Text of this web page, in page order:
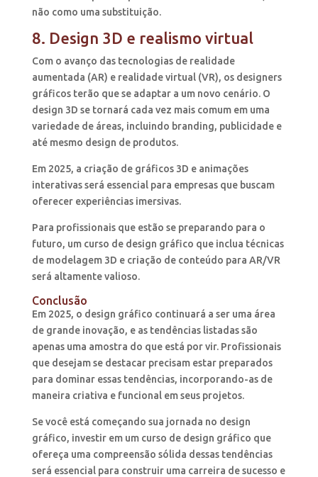
não como uma substituição.
8. Design 3D e realismo virtual
Com o avanço das tecnologias de realidade
aumentada (AR) e realidade virtual (VR), os designers
gráficos terão que se adaptar a um novo cenário. O
design 3D se tornará cada vez mais comum em uma
variedade de áreas, incluindo branding, publicidade e
até mesmo design de produtos.
Em 2025, a criação de gráficos 3D e animações
interativas será essencial para empresas que buscam
oferecer experiências imersivas.
Para profissionais que estão se preparando para o
futuro, um curso de design gráfico que inclua técnicas
de modelagem 3D e criação de conteúdo para AR/VR
será altamente valioso.
Conclusão
Em 2025, o design gráfico continuará a ser uma área
de grande inovação, e as tendências listadas são
apenas uma amostra do que está por vir. Profissionais
que desejam se destacar precisam estar preparados
para dominar essas tendências, incorporando-as de
maneira criativa e funcional em seus projetos.
Se você está começando sua jornada no design
gráfico, investir em um curso de design gráfico que
ofereça uma compreensão sólida dessas tendências
será essencial para construir uma carreira de sucesso e